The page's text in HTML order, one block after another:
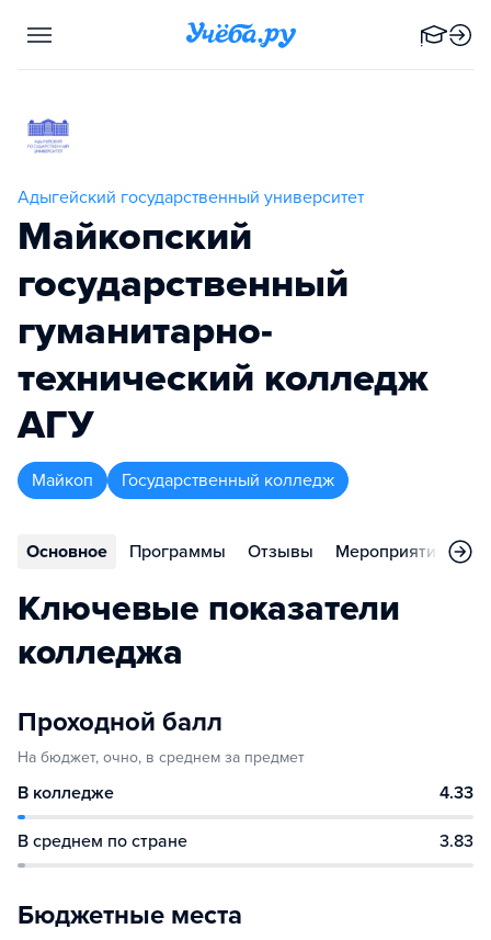
Адыгейский государственный университет
Майкопский
государственный
гуманитарно-
технический колледж
АГУ
Майкоп Государственный колледж
Основное Программы Отзывы Мероприятия
Ключевые показатели
колледжа
Проходной балл
На бюджет, очно, в среднем за предмет
В колледже 4.33
В среднем по стране 3.83
Бюджетные места